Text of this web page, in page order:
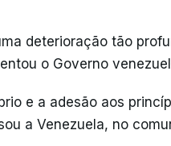
deterioração tão
o Governo
e a adesão aos
a Venezuela, no